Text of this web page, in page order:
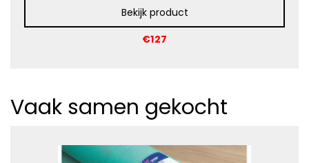
Bekijk product
€127
Vaak samen gekocht